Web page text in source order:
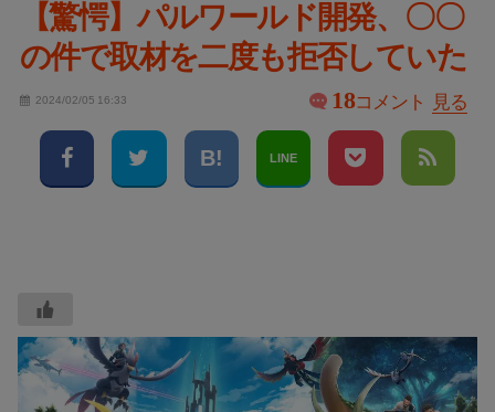
【驚愕】パルワールド開発、〇〇
の件で取材を二度も拒否していた
2024/02/05 16:33 18コメント 見る
LINE